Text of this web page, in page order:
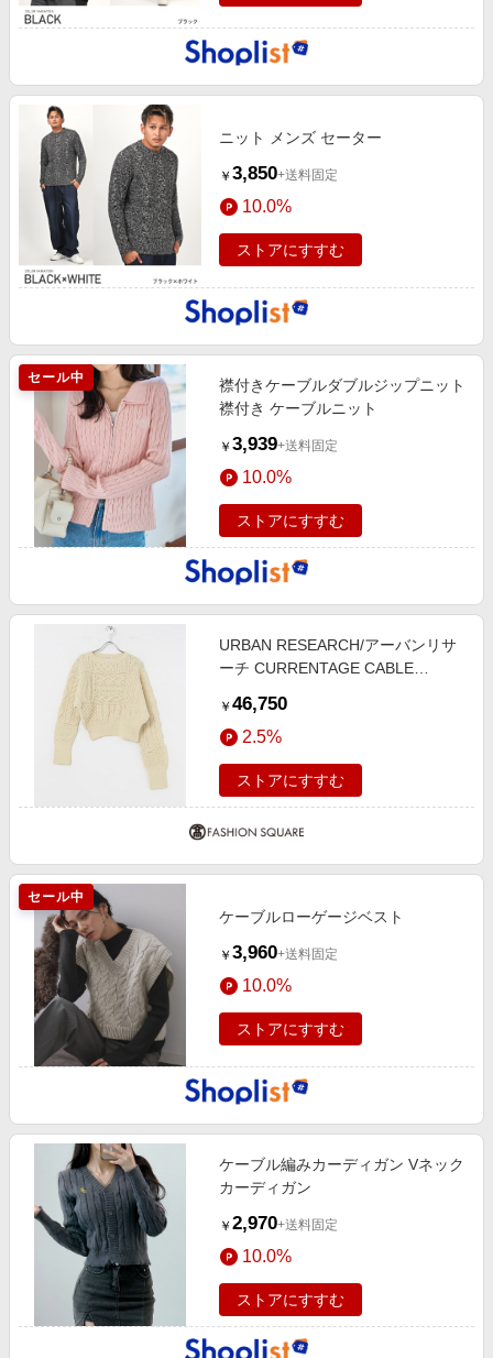
ニット メンズ セーター
￥ 3,850+送料固定
10.0%
ストアにすすむ
セール中
襟付きケーブルダブルジップニット
襟付き ケーブルニット
￥ 3,939+送料固定
10.0%
ストアにすすむ
URBAN RESEARCH/アーバンリサ
ーチ CURRENTAGE CABLE
￥ 46,750
2.5%
ストアにすすむ
セール中
ケーブルローゲージベスト
￥ 3,960+送料固定
10.0%
ストアにすすむ
ケーブル編みカーディガン Vネック
カーディガン
￥ 2,970+送料固定
10.0%
ストアにすすむ